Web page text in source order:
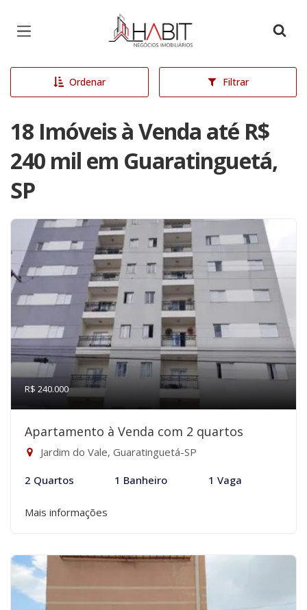
Página inicial
Ordenar Filtrar
18 Imóveis à Venda até R$
240 mil em Guaratinguetá,
SP
R$ 240.000
Apartamento à Venda com 2 quartos
Jardim do Vale, Guaratinguetá-SP
2 Quartos 1 Banheiro 1 Vaga
Mais informações